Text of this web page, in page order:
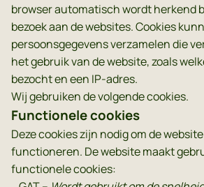
browser automatisch wordt herkend
bezoek aan de websites. Cookies
persoonsgegevens verzamelen die
het gebruik van de website, zoals
bezocht en een IP-adres.
Wij gebruiken de volgende cookies.
Functionele cookies
Deze cookies zijn nodig om de
functioneren. De website maakt
functionele cookies: